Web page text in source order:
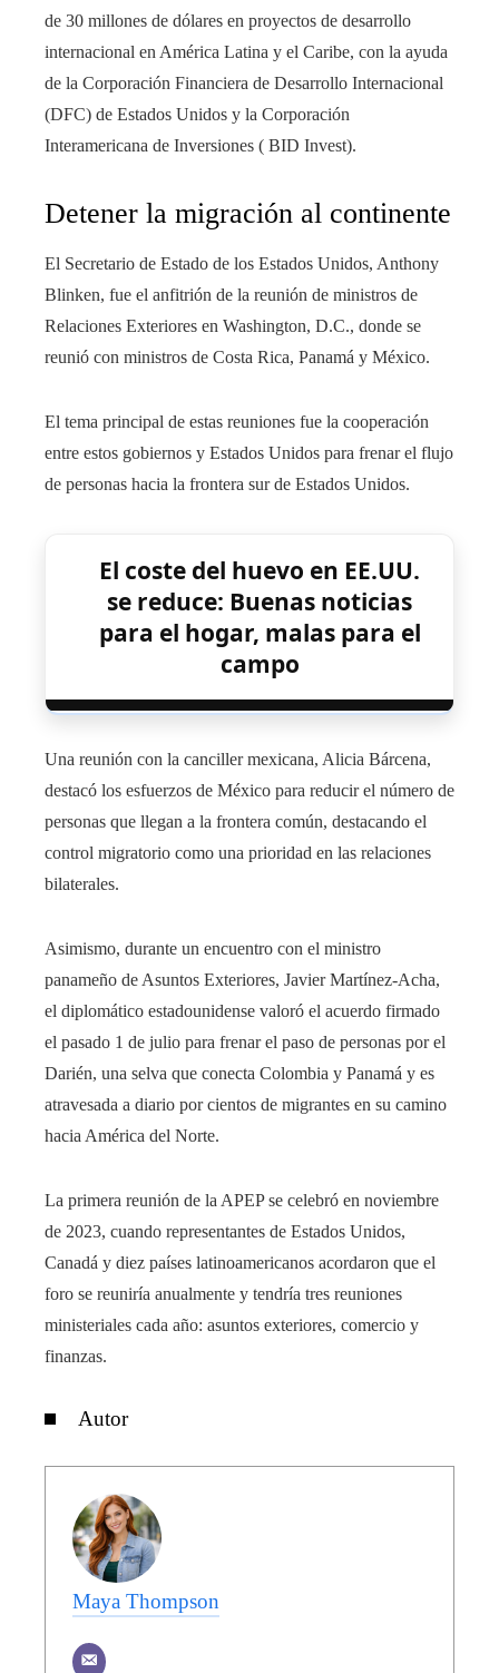
de 30 millones de dólares en proyectos de desarrollo
internacional en América Latina y el Caribe, con la ayuda
de la Corporación Financiera de Desarrollo Internacional
(DFC) de Estados Unidos y la Corporación
Interamericana de Inversiones ( BID Invest).
Detener la migración al continente
El Secretario de Estado de los Estados Unidos, Anthony
Blinken, fue el anfitrión de la reunión de ministros de
Relaciones Exteriores en Washington, D.C., donde se
reunió con ministros de Costa Rica, Panamá y México.
El tema principal de estas reuniones fue la cooperación
entre estos gobiernos y Estados Unidos para frenar el flujo
de personas hacia la frontera sur de Estados Unidos.
El coste del huevo en EE.UU.
se reduce: Buenas noticias
para el hogar, malas para el
campo
Una reunión con la canciller mexicana, Alicia Bárcena,
destacó los esfuerzos de México para reducir el número de
personas que llegan a la frontera común, destacando el
control migratorio como una prioridad en las relaciones
bilaterales.
Asimismo, durante un encuentro con el ministro
panameño de Asuntos Exteriores, Javier Martínez-Acha,
el diplomático estadounidense valoró el acuerdo firmado
el pasado 1 de julio para frenar el paso de personas por el
Darién, una selva que conecta Colombia y Panamá y es
atravesada a diario por cientos de migrantes en su camino
hacia América del Norte.
La primera reunión de la APEP se celebró en noviembre
de 2023, cuando representantes de Estados Unidos,
Canadá y diez países latinoamericanos acordaron que el
foro se reuniría anualmente y tendría tres reuniones
ministeriales cada año: asuntos exteriores, comercio y
finanzas.
Autor
Maya Thompson